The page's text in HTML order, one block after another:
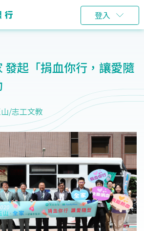
登入
發起「捐血你行，讓愛隨
/志工文教